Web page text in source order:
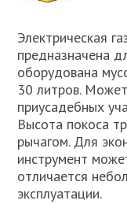
Электрическая
предназначена
оборудована
30 литров.
приусадебных
Высота покоса
рычагом. Для
инструмент
отличается
эксплуатации.